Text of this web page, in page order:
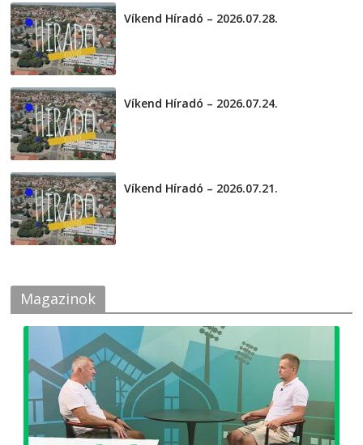
Víkend Híradó – 2026.07.28.
Víkend Híradó – 2026.07.24.
Víkend Híradó – 2026.07.21.
Magazinok